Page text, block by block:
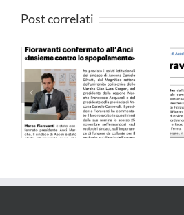
Post correlati
QN 10.09.24